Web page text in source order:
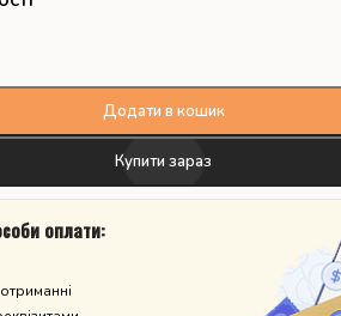
Додати в кошик
Купити зараз
оплати: